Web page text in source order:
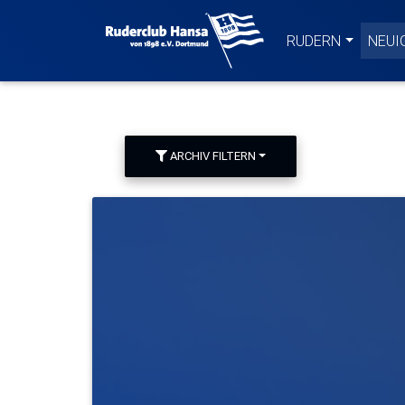
Willkommen beim RUDERN
ARCHIV FILTERN